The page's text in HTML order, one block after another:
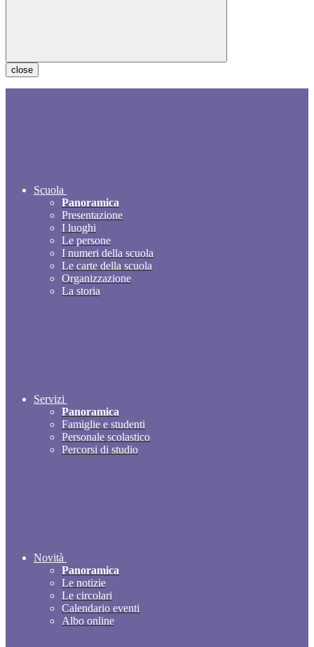
close
Scuola
Panoramica
Presentazione
I luoghi
Le persone
I numeri della scuola
Le carte della scuola
Organizzazione
La storia
Servizi
Panoramica
Famiglie e studenti
Personale scolastico
Percorsi di studio
Novità
Panoramica
Le notizie
Le circolari
Calendario eventi
Albo online